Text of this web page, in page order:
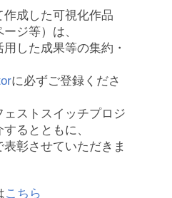
成した可視化作品
ジ等）は、
した成果等の集約・
に必ずご登録くださ
ストスイッチプロジ
るとともに、
表彰させていただきま
こちら